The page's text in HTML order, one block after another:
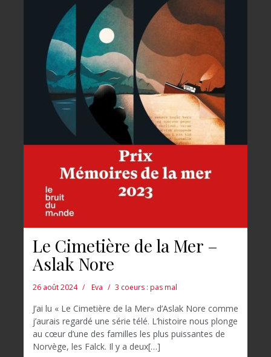
Le Cimetière de la Mer –
Aslak Nore
26 août 2024 Eva 3 coeurs : pas mal
J’ai lu « Le Cimetière de la Mer» d’Aslak Nore comme
j’aurais regardé une série télé. L’histoire nous plonge
au cœur d’une des familles les plus puissantes de
Norvège, les Falck. Il y a deux[…]